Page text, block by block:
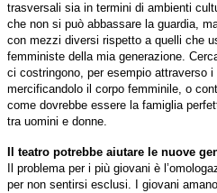
trasversali sia in termini di ambienti
che non si può abbassare la guardia,
con mezzi diversi rispetto a quelli che
femministe della mia generazione.
ci costringono, per esempio attraverso
mercificandolo il corpo femminile, o
come dovrebbe essere la famiglia
tra uomini e donne.
Il teatro potrebbe aiutare le nuove
Il problema per i più giovani è
per non sentirsi esclusi. I giovani